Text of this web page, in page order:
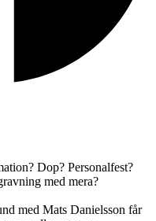
Dop? Personalfest?
med mera?
med Mats Danielsson får